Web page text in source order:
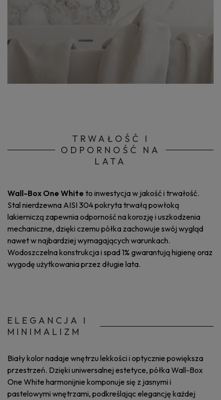
TRWAŁOŚĆ I
ODPORNOŚĆ NA
LATA
Wall-Box One White to inwestycja w jakość i trwałość.
Stal nierdzewna AISI 304 pokryta trwałą powłoką
lakierniczą zapewnia odporność na korozję i uszkodzenia
mechaniczne, dzięki czemu półka zachowuje swój wygląd
nawet w najbardziej wymagających warunkach.
Wodoszczelna konstrukcja i spad 1% gwarantują higienę oraz
wygodę użytkowania przez długie lata.
ELEGANCJA I
MINIMALIZM
Biały kolor nadaje wnętrzu lekkości i optycznie powiększa
przestrzeń. Dzięki uniwersalnej estetyce, półka Wall-Box
One White harmonijnie komponuje się z jasnymi i
pastelowymi wnętrzami, podkreślając elegancję każdej